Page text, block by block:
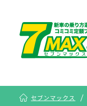
セブンマックス